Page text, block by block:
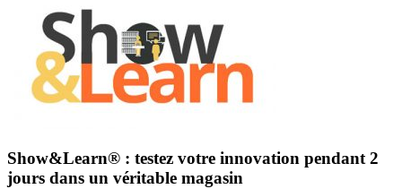
Show&Learn® : testez votre innovation pendant 2
jours dans un véritable magasin